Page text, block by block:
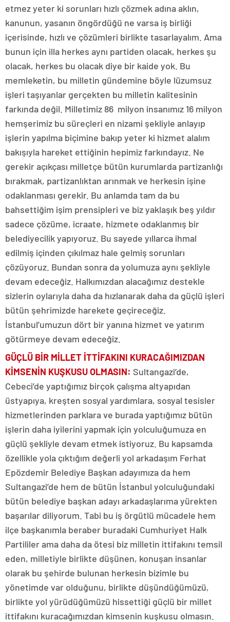
etmez yeter ki sorunları hızlı çözmek adına aklın,
kanunun, yasanın öngördüğü ne varsa iş birliği
içerisinde, hızlı ve çözümleri birlikte tasarlayalım. Ama
bunun için illa herkes aynı partiden olacak, herkes şu
olacak, herkes bu olacak diye bir kaide yok. Bu
memleketin, bu milletin gündemine böyle lüzumsuz
işleri taşıyanlar gerçekten bu milletin kalitesinin
farkında değil. Milletimiz 86 milyon insanımız 16 milyon
hemşerimiz bu süreçleri en nizami şekliyle anlayıp
işlerin yapılma biçimine bakıp yeter ki hizmet alalım
bakışıyla hareket ettiğinin hepimiz farkındayız. Ne
gerekir açıkçası milletçe bütün kurumlarda partizanlığı
bırakmak, partizanlıktan arınmak ve herkesin işine
odaklanması gerekir. Bu anlamda tam da bu
bahsettiğim işim prensipleri ve biz yaklaşık beş yıldır
sadece çözüme, icraate, hizmete odaklanmış bir
belediyecilik yapıyoruz. Bu sayede yıllarca ihmal
edilmiş içinden çıkılmaz hale gelmiş sorunları
çözüyoruz. Bundan sonra da yolumuza aynı şekliyle
devam edeceğiz. Halkımızdan alacağımız destekle
sizlerin oylarıyla daha da hızlanarak daha da güçlü işleri
bütün şehrimizde harekete geçireceğiz.
İstanbul’umuzun dört bir yanına hizmet ve yatırım
götürmeye devam edeceğiz.
GÜÇLÜ BİR MİLLET İTTİFAKINI KURACAĞIMIZDAN
KİMSENİN KUŞKUSU OLMASIN: Sultangazi’de,
Cebeci’de yaptığımız birçok çalışma altyapıdan
üstyapıya, kreşten sosyal yardımlara, sosyal tesisler
hizmetlerinden parklara ve burada yaptığımız bütün
işlerin daha iyilerini yapmak için yolculuğumuza en
güçlü şekliyle devam etmek istiyoruz. Bu kapsamda
özellikle yola çıktığım değerli yol arkadaşım Ferhat
Epözdemir Belediye Başkan adayımıza da hem
Sultangazi’de hem de bütün İstanbul yolculuğundaki
bütün belediye başkan adayı arkadaşlarıma yürekten
başarılar diliyorum. Tabi bu iş örgütlü mücadele hem
ilçe başkanımla beraber buradaki Cumhuriyet Halk
Partililer ama daha da ötesi biz milletin ittifakını temsil
eden, milletiyle birlikte düşünen, konuşan insanlar
olarak bu şehirde bulunan herkesin bizimle bu
yönetimde var olduğunu, birlikte düşündüğümüzü,
birlikte yol yürüdüğümüzü hissettiği güçlü bir millet
ittifakını kuracağımızdan kimsenin kuşkusu olmasın.